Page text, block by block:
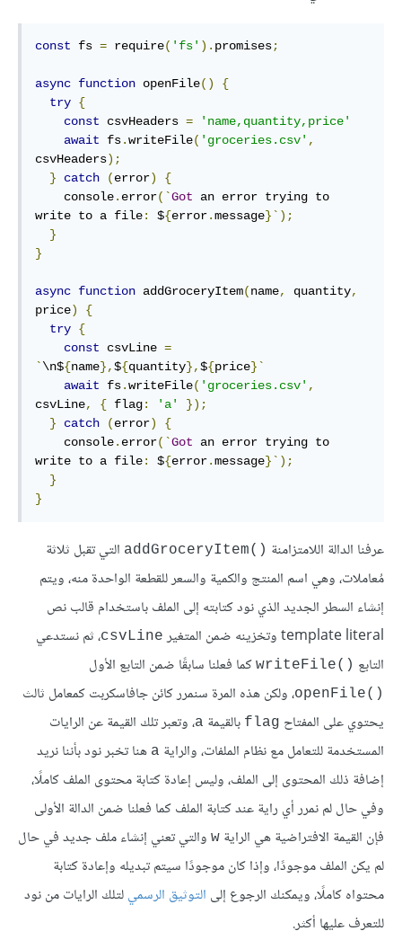
const fs = require( 'fs' ). promises;
async function openFile()
{
try {
const csvHeaders =
'name,quantity,price'
await fs.writeFile( 'groceries.csv' ,
csvHeaders);
}
catch (error)
{
    console
. error(`Got an error trying to
write to a file: ${error.message}`);
}
}
async function addGroceryItem(name, quantity,
price)
{
try {
const csvLine =
`\n${name},${quantity},${price}`
await fs.writeFile( 'groceries.csv' ,
csvLine, { flag: 'a'
});
}
catch (error)
{
    console
. error(`Got an error trying to
write to a file: ${error.message}`);
}
}
عرفنا الدالة اللامتزامنة ‎addGroceryItem()‎ التي تقبل ثلاثة
مُعاملات، وهي اسم المنتج والكمية والسعر للقطعة الواحدة منه، ويتم
إنشاء السطر الجديد الذي نود كتابته إلى الملف باستخدام قالب نص
template literal وتخزينه ضمن المتغير
‎csvLine‎، ثم نستدعي
التابع ‎writeFile()‎ كما فعلنا سابقًا ضمن التابع الأول
‎openFile()‎، ولكن هذه المرة سنمرر كائن جافاسكربت كمعامل ثالث
يحتوي على المفتاح ‎flag‎ بالقيمة ‎a‎، وتعبر تلك القيمة عن الرايات
المستخدمة للتعامل مع نظام الملفات، والراية ‎a‎ هنا تخبر نود بأننا نريد
إضافة ذلك المحتوى إلى الملف، وليس إعادة كتابة محتوى الملف كاملًا،
وفي حال لم نمرر أي راية عند كتابة الملف كما فعلنا ضمن الدالة الأولى
فإن القيمة الافتراضية هي الراية ‎w‎ والتي تعني إنشاء ملف جديد في حال
لم يكن الملف موجودًا، وإذا كان موجودًا سيتم تبديله وإعادة كتابة
محتواه كاملًا، ويمكنك الرجوع إلى التوثيق الرسميلتلك الرايات من نود
للتعرف عليها أكثر.